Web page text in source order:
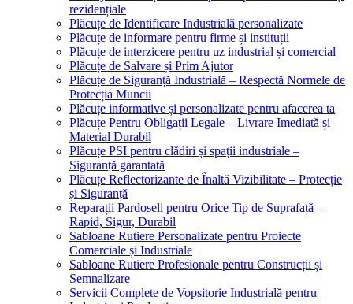
rezidențiale
Plăcuțe de Identificare Industrială personalizate
Plăcuțe de informare pentru firme și instituții
Plăcuțe de interzicere pentru uz industrial și comercial
Plăcuțe de Salvare și Prim Ajutor
Plăcuțe de Siguranță Industrială – Respectă Normele de
Protecția Muncii
Plăcuțe informative și personalizate pentru afacerea ta
Plăcuțe Pentru Obligații Legale – Livrare Imediată și
Material Durabil
Plăcuțe PSI pentru clădiri și spații industriale –
Siguranță garantată
Plăcuțe Reflectorizante de Înaltă Vizibilitate – Protecție
și Siguranță
Reparații Pardoseli pentru Orice Tip de Suprafață –
Rapid, Sigur, Durabil
Sabloane Rutiere Personalizate pentru Proiecte
Comerciale și Industriale
Sabloane Rutiere Profesionale pentru Construcții și
Semnalizare
Servicii Complete de Vopsitorie Industrială pentru